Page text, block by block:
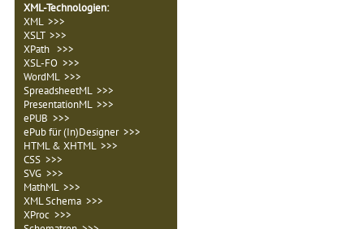
XML-Technologien:
XML >>>
XSLT >>>
XPath >>>
XSL-FO >>>
WordML >>>
SpreadsheetML >>>
PresentationML >>>
ePUB >>>
ePub für (In)Designer >>>
HTML & XHTML >>>
CSS >>>
SVG >>>
MathML >>>
XML Schema >>>
XProc >>>